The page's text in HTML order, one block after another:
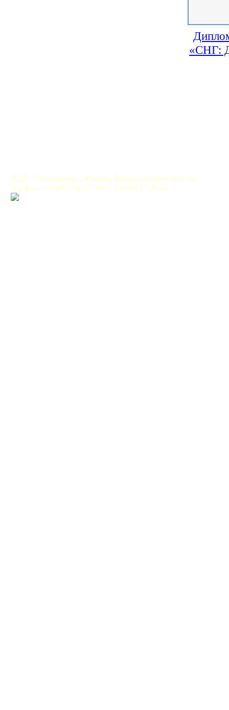
«СНГ:
НПО «Тепловизор», Москва, Рязанский проспект, 8а
тел/факс: +7(495)730-47-44, +7(495)127-28-44